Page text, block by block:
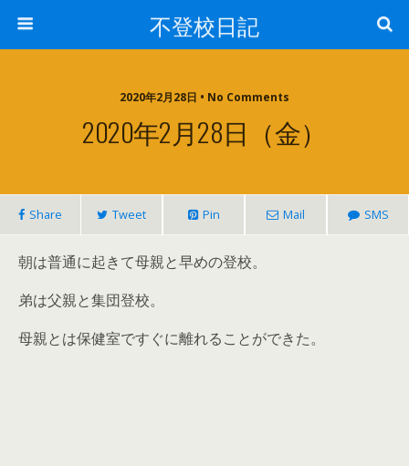
不登校日記
2020年2月28日 • No Comments
2020年2月28日（金）
Share Tweet Pin Mail SMS
朝は普通に起きて母親と早めの登校。
弟は父親と集団登校。
母親とは保健室ですぐに離れることができた。